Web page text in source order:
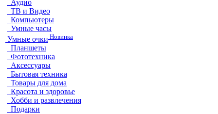
Аудио
ТВ и Видео
Компьютеры
Умные часы
Умные очки Новинка
Планшеты
Фототехника
Аксессуары
Бытовая техника
Товары для дома
Красота и здоровье
Хобби и развлечения
Подарки